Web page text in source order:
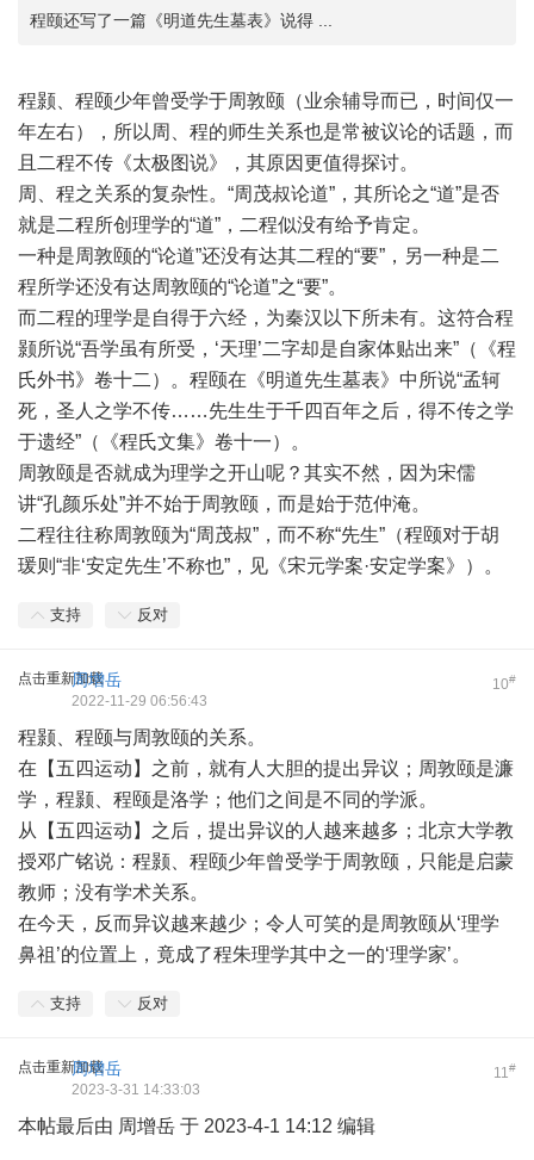
程颐还写了一篇《明道先生墓表》说得 ...
程颢、程颐少年曾受学于周敦颐（业余辅导而已，时间仅一
年左右），所以周、程的师生关系也是常被议论的话题，而
且二程不传《太极图说》，其原因更值得探讨。
周、程之关系的复杂性。“周茂叔论道”，其所论之“道”是否
就是二程所创理学的“道”，二程似没有给予肯定。
一种是周敦颐的“论道”还没有达其二程的“要”，另一种是二
程所学还没有达周敦颐的“论道”之“要”。
而二程的理学是自得于六经，为秦汉以下所未有。这符合程
颢所说“吾学虽有所受，‘天理’二字却是自家体贴出来”（《程
氏外书》卷十二）。程颐在《明道先生墓表》中所说“孟轲
死，圣人之学不传……先生生于千四百年之后，得不传之学
于遗经”（《程氏文集》卷十一）。
周敦颐是否就成为理学之开山呢？其实不然，因为宋儒
讲“孔颜乐处”并不始于周敦颐，而是始于范仲淹。
二程往往称周敦颐为“周茂叔”，而不称“先生”（程颐对于胡
瑗则“非‘安定先生’不称也”，见《宋元学案·安定学案》）。
支持 反对
点击重新加载 10#
周增岳
2022-11-29 06:56:43
程颢、程颐与周敦颐的关系。
在【五四运动】之前，就有人大胆的提出异议；周敦颐是濂
学，程颢、程颐是洛学；他们之间是不同的学派。
从【五四运动】之后，提出异议的人越来越多；北京大学教
授邓广铭说：程颢、程颐少年曾受学于周敦颐，只能是启蒙
教师；没有学术关系。
在今天，反而异议越来越少；令人可笑的是周敦颐从‘理学
鼻祖’的位置上，竟成了程朱理学其中之一的‘理学家’。
支持 反对
点击重新加载 11 #
周增岳
2023-3-31 14:33:03
本帖最后由 周增岳 于 2023-4-1 14:12 编辑